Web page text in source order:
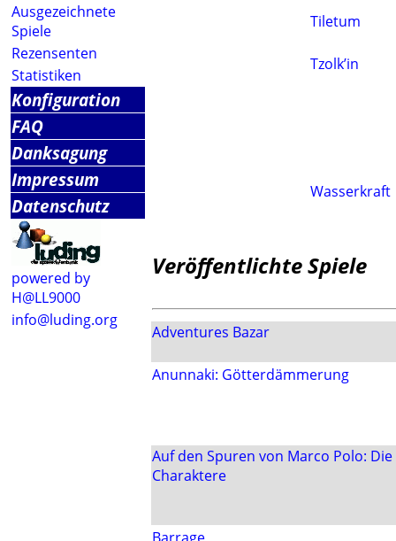
Ausgezeichnete
Spiele
Rezensenten
Statistiken
Konfiguration
FAQ
Danksagung
Impressum
Datenschutz
powered by
H@LL9000
info@luding.org
Tiletum
Tzolk’in
Wasserkraft
Veröffentlichte Spiele
Adventures Bazar
Anunnaki: Götterdämmerung
Auf den Spuren von Marco Polo:
Charaktere